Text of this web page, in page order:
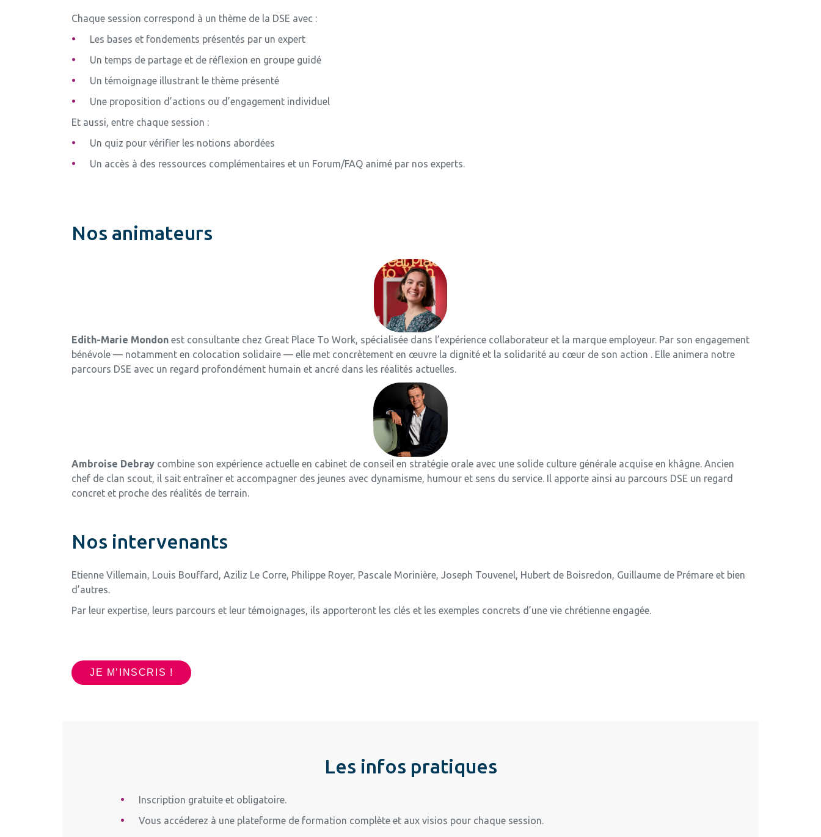
Chaque session correspond à un thème de la DSE avec :
Les bases et fondements présentés par un expert
Un temps de partage et de réflexion en groupe guidé
Un témoignage illustrant le thème présenté
Une proposition d’actions ou d’engagement individuel
Et aussi, entre chaque session :
Un quiz pour vérifier les notions abordées
Un accès à des ressources complémentaires et un Forum/FAQ animé par nos experts.
Nos animateurs
Edith-Marie Mondon est consultante chez Great Place To Work, spécialisée dans l’expérience collaborateur et la marque employeur. Par son engagement
bénévole — notamment en colocation solidaire — elle met concrètement en œuvre la dignité et la solidarité au cœur de son action . Elle animera notre
parcours DSE avec un regard profondément humain et ancré dans les réalités actuelles.
Ambroise Debray combine son expérience actuelle en cabinet de conseil en stratégie orale avec une solide culture générale acquise en khâgne. Ancien
chef de clan scout, il sait entraîner et accompagner des jeunes avec dynamisme, humour et sens du service. Il apporte ainsi au parcours DSE un regard
concret et proche des réalités de terrain.
Nos intervenants
Etienne Villemain, Louis Bouffard, Aziliz Le Corre, Philippe Royer, Pascale Morinière, Joseph Touvenel, Hubert de Boisredon, Guillaume de Prémare et bien
d’autres.
Par leur expertise, leurs parcours et leur témoignages, ils apporteront les clés et les exemples concrets d’une vie chrétienne engagée.
JE M’INSCRIS !
Les infos pratiques
Inscription gratuite et obligatoire.
Vous accéderez à une plateforme de formation complète et aux visios pour chaque session.